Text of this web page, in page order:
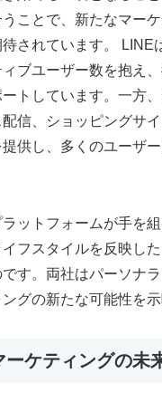
ことで、新たなマー
されています。 LINE
ブユーザー数を抱え
トしています。一方
信、ショッピングサ
供し、多くのユーザ
ットフォームが手を
フスタイルを反映し
す。両社はパーソナ
グの新たな可能性を示
ーケティングの未